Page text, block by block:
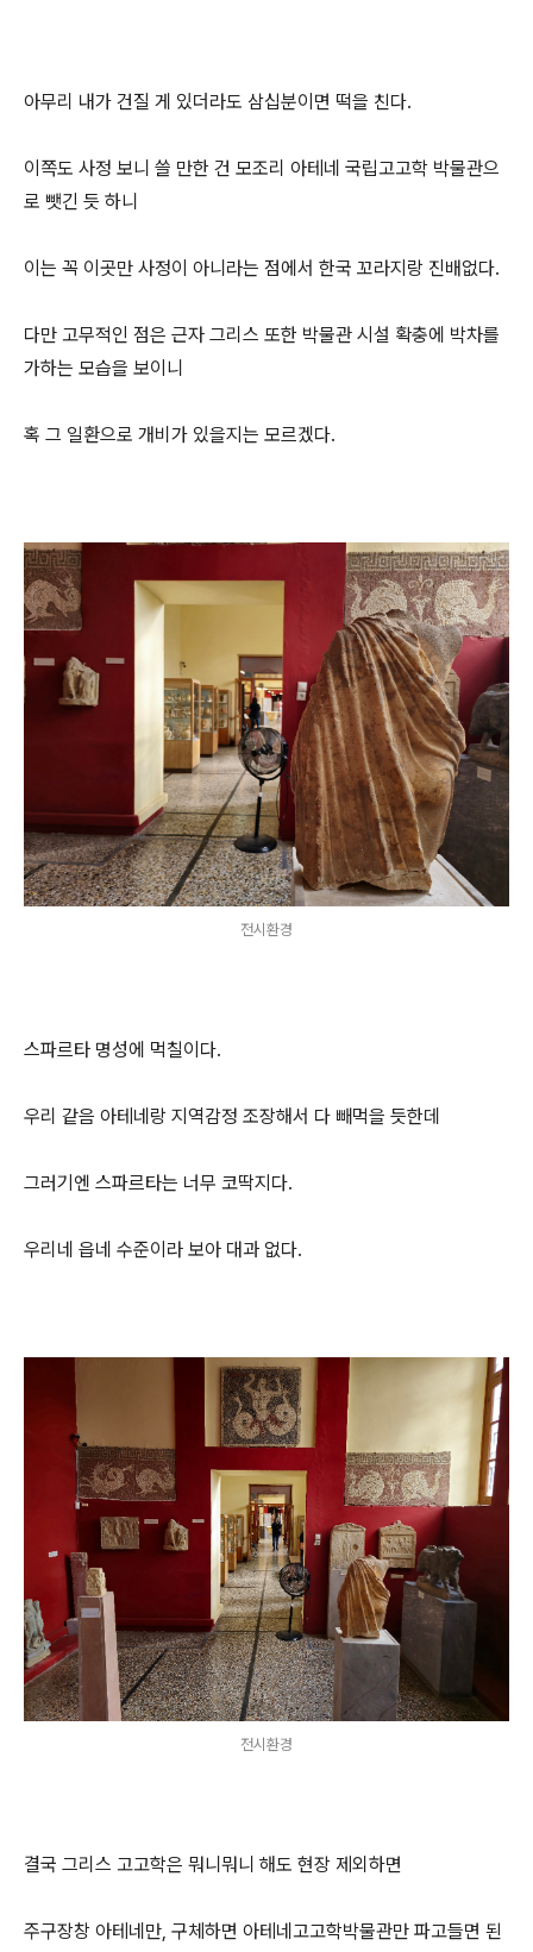
아무리 내가 건질 게 있더라도 삼십분이면 떡을 친다.
이쪽도 사정 보니 쓸 만한 건 모조리 아테네 국립고고학 박물관으
로 뺏긴 듯 하니
이는 꼭 이곳만 사정이 아니라는 점에서 한국 꼬라지랑 진배없다.
다만 고무적인 점은 근자 그리스 또한 박물관 시설 확충에 박차를
가하는 모습을 보이니
혹 그 일환으로 개비가 있을지는 모르겠다.
전시환경
스파르타 명성에 먹칠이다.
우리 같음 아테네랑 지역감정 조장해서 다 빼먹을 듯한데
그러기엔 스파르타는 너무 코딱지다.
우리네 읍네 수준이라 보아 대과 없다.
전시환경
결국 그리스 고고학은 뭐니뭐니 해도 현장 제외하면
주구장창 아테네만, 구체하면 아테네고고학박물관만 파고들면 된